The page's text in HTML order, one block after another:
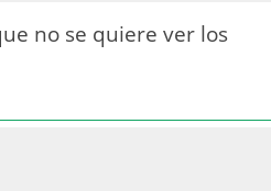
no se quiere ver los